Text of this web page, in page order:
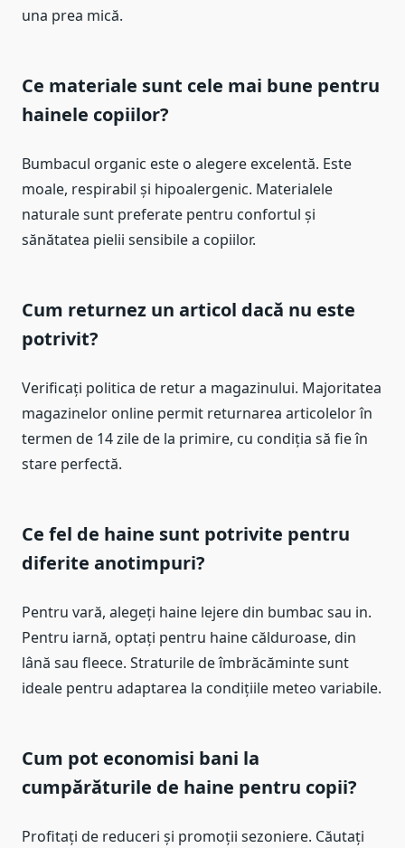
una prea mică.
Ce materiale sunt cele mai bune pentru
hainele copiilor?
Bumbacul organic este o alegere excelentă. Este
moale, respirabil și hipoalergenic. Materialele
naturale sunt preferate pentru confortul și
sănătatea pielii sensibile a copiilor.
Cum returnez un articol dacă nu este
potrivit?
Verificați politica de retur a magazinului. Majoritatea
magazinelor online permit returnarea articolelor în
termen de 14 zile de la primire, cu condiția să fie în
stare perfectă.
Ce fel de haine sunt potrivite pentru
diferite anotimpuri?
Pentru vară, alegeți haine lejere din bumbac sau in.
Pentru iarnă, optați pentru haine călduroase, din
lână sau fleece. Straturile de îmbrăcăminte sunt
ideale pentru adaptarea la condițiile meteo variabile.
Cum pot economisi bani la
cumpărăturile de haine pentru copii?
Profitați de reduceri și promoții sezoniere. Căutați